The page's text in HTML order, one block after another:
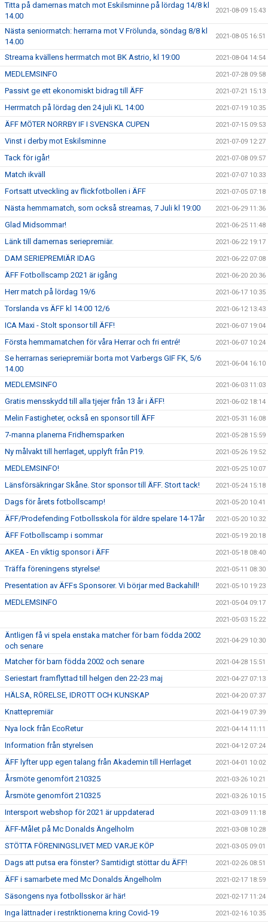
Titta på damernas match mot Eskilsminne på lördag 14/8 kl
14.00
2021-08-09 15:43
Nästa seniormatch: herrarna mot V Frölunda, söndag 8/8 kl
14.00
2021-08-05 16:51
Streama kvällens herrmatch mot BK Astrio, kl 19:00 2021-08-04 14:54
MEDLEMSINFO 2021-07-28 09:58
Passivt ge ett ekonomiskt bidrag till ÄFF 2021-07-21 15:13
Herrmatch på lördag den 24 juli KL 14:00 2021-07-19 10:35
ÄFF MÖTER NORRBY IF I SVENSKA CUPEN 2021-07-15 09:53
Vinst i derby mot Eskilsminne 2021-07-09 12:27
Tack för igår! 2021-07-08 09:57
Match ikväll 2021-07-07 10:33
Fortsatt utveckling av flickfotbollen i ÄFF 2021-07-05 07:18
Nästa hemmamatch, som också streamas, 7 Juli kl 19:00 2021-06-29 11:36
Glad Midsommar! 2021-06-25 11:48
Länk till damernas seriepremiär. 2021-06-22 19:17
DAM SERIEPREMIÄR IDAG 2021-06-22 07:08
ÄFF Fotbollscamp 2021 är igång 2021-06-20 20:36
Herr match på lördag 19/6 2021-06-17 10:35
Torslanda vs ÄFF kl 14:00 12/6 2021-06-12 13:43
ICA Maxi - Stolt sponsor till ÄFF! 2021-06-07 19:04
Första hemmamatchen för våra Herrar och fri entré! 2021-06-07 10:24
Se herrarnas seriepremiär borta mot Varbergs GIF FK, 5/6
14.00
2021-06-04 16:10
MEDLEMSINFO 2021-06-03 11:03
Gratis mensskydd till alla tjejer från 13 år i ÄFF! 2021-06-02 18:14
Melin Fastigheter, också en sponsor till ÄFF 2021-05-31 16:08
7-manna planerna Fridhemsparken 2021-05-28 15:59
Ny målvakt till herrlaget, upplyft från P19. 2021-05-26 19:52
MEDLEMSINFO! 2021-05-25 10:07
Länsförsäkringar Skåne. Stor sponsor till ÄFF. Stort tack! 2021-05-24 15:18
Dags för årets fotbollscamp! 2021-05-20 10:41
ÄFF/Prodefending Fotbollsskola för äldre spelare 14-17år 2021-05-20 10:32
ÄFF Fotbollscamp i sommar 2021-05-19 20:18
AKEA - En viktig sponsor i ÄFF 2021-05-18 08:40
Träffa föreningens styrelse! 2021-05-11 08:30
Presentation av ÄFFs Sponsorer. Vi börjar med Backahill! 2021-05-10 19:23
MEDLEMSINFO 2021-05-04 09:17
2021-05-03 15:22
Äntligen få vi spela enstaka matcher för barn födda 2002
och senare
2021-04-29 10:30
Matcher för barn födda 2002 och senare 2021-04-28 15:51
Seriestart framflyttad till helgen den 22-23 maj 2021-04-27 07:13
HÄLSA, RÖRELSE, IDROTT OCH KUNSKAP 2021-04-20 07:37
Knattepremiär 2021-04-19 07:39
Nya lock från EcoRetur 2021-04-14 11:11
Information från styrelsen 2021-04-12 07:24
ÄFF lyfter upp egen talang från Akademin till Herrlaget 2021-04-01 10:02
Årsmöte genomfört 210325 2021-03-26 10:21
Årsmöte genomfört 210325 2021-03-26 10:15
Intersport webshop för 2021 är uppdaterad 2021-03-09 11:18
ÄFF-Målet på Mc Donalds Ängelholm 2021-03-08 10:28
STÖTTA FÖRENINGSLIVET MED VARJE KÖP 2021-03-05 09:01
Dags att putsa era fönster? Samtidigt stöttar du ÄFF! 2021-02-26 08:51
ÄFF i samarbete med Mc Donalds Ängelholm 2021-02-17 18:59
Säsongens nya fotbollsskor är här! 2021-02-17 11:24
Inga lättnader i restriktionerna kring Covid-19 2021-02-16 10:35